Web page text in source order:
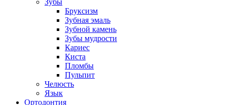
Зубы
Бруксизм
Зубная эмаль
Зубной камень
Зубы мудрости
Кариес
Киста
Пломбы
Пульпит
Челюсть
Язык
Ортодонтия